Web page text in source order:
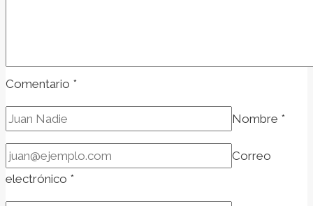
Comentario *
Nombre *
Correo
electrónico *